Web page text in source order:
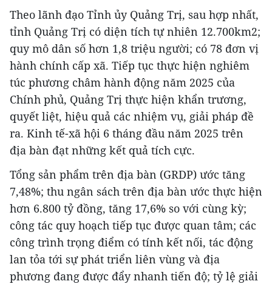
Theo lãnh đạo Tỉnh ủy Quảng Trị, sau hợp nhất,
tỉnh Quảng Trị có diện tích tự nhiên 12.700km2;
quy mô dân số hơn 1,8 triệu người; có 78 đơn vị
hành chính cấp xã. Tiếp tục thực hiện nghiêm
túc phương châm hành động năm 2025 của
Chính phủ, Quảng Trị thực hiện khẩn trương,
quyết liệt, hiệu quả các nhiệm vụ, giải pháp đề
ra. Kinh tế-xã hội 6 tháng đầu năm 2025 trên
địa bàn đạt những kết quả tích cực.
Tổng sản phẩm trên địa bàn (GRDP) ước tăng
7,48%; thu ngân sách trên địa bàn ước thực hiện
hơn 6.800 tỷ đồng, tăng 17,6% so với cùng kỳ;
công tác quy hoạch tiếp tục được quan tâm; các
công trình trọng điểm có tính kết nối, tác động
lan tỏa tới sự phát triển liên vùng và địa
phương đang được đẩy nhanh tiến độ; tỷ lệ giải